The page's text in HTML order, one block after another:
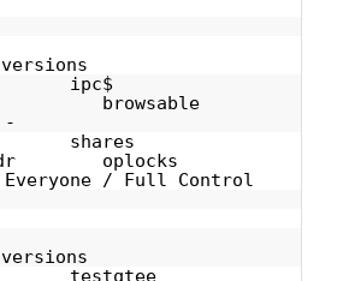
ipc$
shares
oplocks
/ Full Control
testqtee